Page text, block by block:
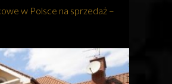
w Polsce na sprzedaż –